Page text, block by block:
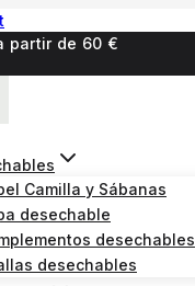
partir de 60 €
Camilla y Sábanas
desechable
desechables
desechables